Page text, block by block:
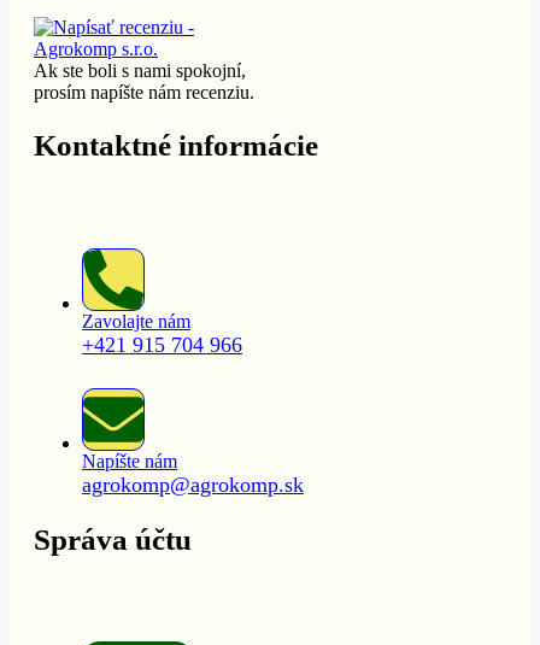
Ak ste boli s nami spokojní,
prosím napíšte nám recenziu.
Kontaktné informácie
Zavolajte nám
+421 915 704 966
Napíšte nám
agrokomp@agrokomp.sk
Správa účtu